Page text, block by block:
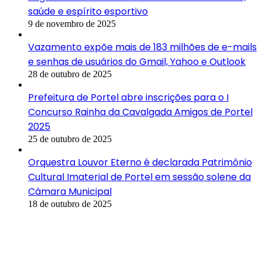
saúde e espírito esportivo
9 de novembro de 2025
Vazamento expõe mais de 183 milhões de e-mails
e senhas de usuários do Gmail, Yahoo e Outlook
28 de outubro de 2025
Prefeitura de Portel abre inscrições para o I
Concurso Rainha da Cavalgada Amigos de Portel
2025
25 de outubro de 2025
Orquestra Louvor Eterno é declarada Patrimônio
Cultural Imaterial de Portel em sessão solene da
Câmara Municipal
18 de outubro de 2025